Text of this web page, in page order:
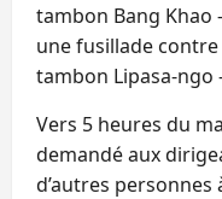
tambon Bang Khao
une fusillade
tambon Lipasa-ngo
Vers 5 heures du
demandé aux
d’autres personnes